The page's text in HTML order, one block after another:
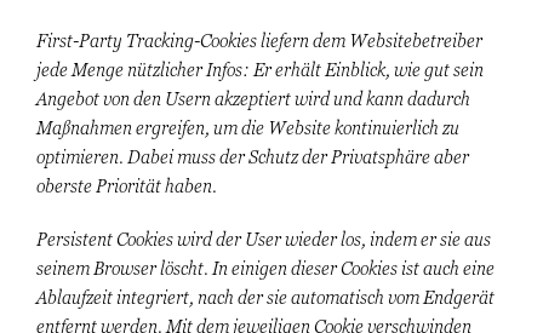
First-Party Tracking-Cookies liefern dem Websitebetreiber
jede Menge nützlicher Infos: Er erhält Einblick, wie gut sein
Angebot von den Usern akzeptiert wird und kann dadurch
Maßnahmen ergreifen, um die Website kontinuierlich zu
optimieren. Dabei muss der Schutz der Privatsphäre aber
oberste Priorität haben.
Persistent Cookies wird der User wieder los, indem er sie aus
seinem Browser löscht. In einigen dieser Cookies ist auch eine
Ablaufzeit integriert, nach der sie automatisch vom Endgerät
entfernt werden. Mit dem jeweiligen Cookie verschwinden